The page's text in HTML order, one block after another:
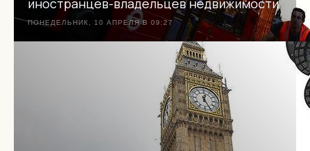
иностранцев-владельцев недвижимости
ПОНЕДЕЛЬНИК, 10 АПРЕЛЯ В 09:27